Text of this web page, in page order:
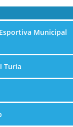
Municipal
Turia